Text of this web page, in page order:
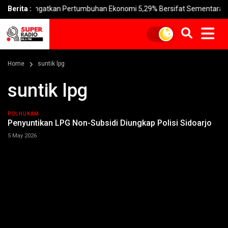
Berita :
Ingatkan Pertumbuhan Ekonomi 5,29% Bersifat Sementara
Home suntik lpg
suntik lpg
POLHUKAM
Penyuntikan LPG Non-Subsidi Diungkap Polisi Sidoarjo
5 May 2026